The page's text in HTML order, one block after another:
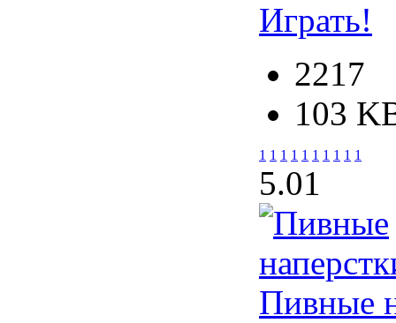
Играть!
2217
103
1 1 1 1 1 1 1 1 1 1
5.01
Пивные